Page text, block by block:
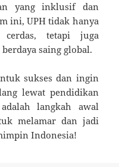
yang inklusif dan
ini, UPH tidak hanya
tetapi juga
saing global.
sukses dan ingin
lewat pendidikan
langkah awal
melamar dan jadi
Indonesia!